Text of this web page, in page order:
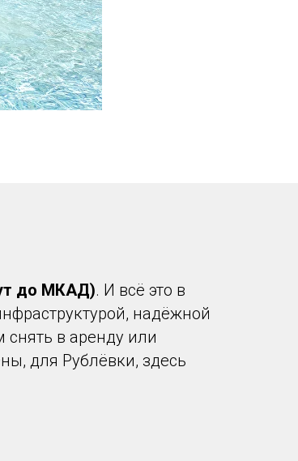
до МКАД). И всё это в
надёжной
снять в аренду или
для Рублёвки, здесь